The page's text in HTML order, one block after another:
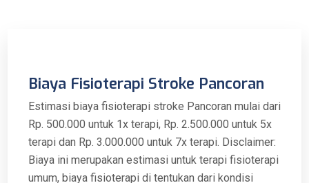
Biaya Fisioterapi Stroke Pancoran
Estimasi biaya fisioterapi stroke Pancoran mulai dari
Rp. 500.000 untuk 1x terapi, Rp. 2.500.000 untuk 5x
terapi dan Rp. 3.000.000 untuk 7x terapi. Disclaimer:
Biaya ini merupakan estimasi untuk terapi fisioterapi
umum, biaya fisioterapi di tentukan dari kondisi